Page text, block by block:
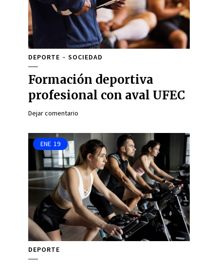
DEPORTE SOCIEDAD
Formación deportiva
profesional con aval UFEC
Dejar comentario
ENE 19
DEPORTE